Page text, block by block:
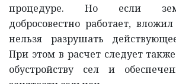
процедуре. Но если
добросовестно работает,
нельзя разрушать
При этом в расчет следует
обустройству сел и